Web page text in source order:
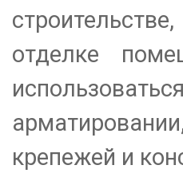
отделке
крепежей и